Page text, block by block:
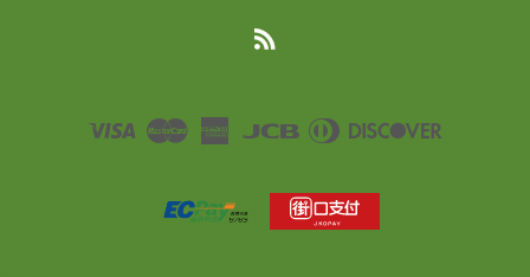
Visa Master
American
JCB
Diners